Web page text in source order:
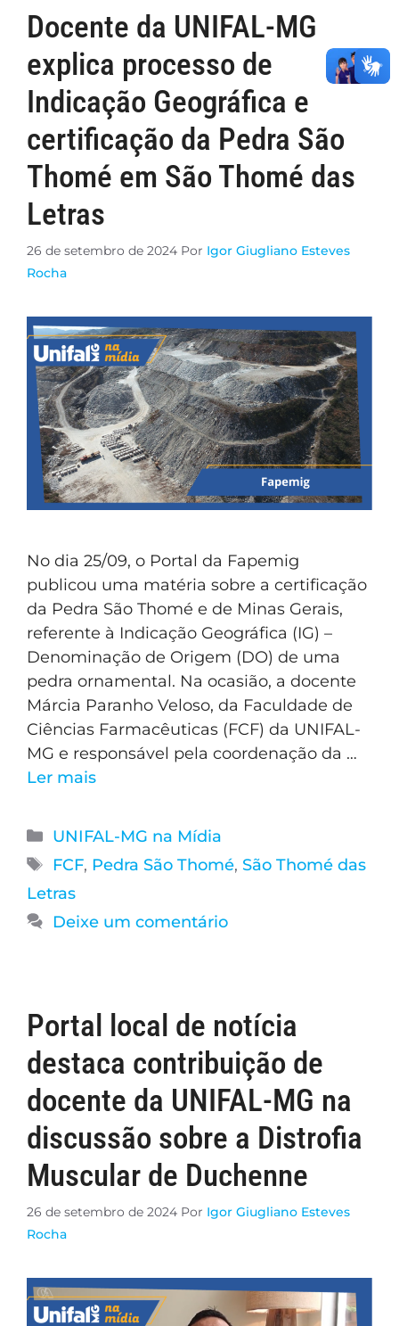
Docente da UNIFAL-MG
explica processo de
Indicação Geográfica e
certificação da Pedra São
Thomé em São Thomé das
Letras
26 de setembro de 2024 Por Igor Giugliano Esteves
Rocha
No dia 25/09, o Portal da Fapemig
publicou uma matéria sobre a certificação
da Pedra São Thomé e de Minas Gerais,
referente à Indicação Geográfica (IG) –
Denominação de Origem (DO) de uma
pedra ornamental. Na ocasião, a docente
Márcia Paranho Veloso, da Faculdade de
Ciências Farmacêuticas (FCF) da UNIFAL-
MG e responsável pela coordenação da …
Ler mais
UNIFAL-MG na Mídia
FCF, Pedra São Thomé, São Thomé das
Letras
Deixe um comentário
Portal local de notícia
destaca contribuição de
docente da UNIFAL-MG na
discussão sobre a Distrofia
Muscular de Duchenne
26 de setembro de 2024 Por Igor Giugliano Esteves
Rocha